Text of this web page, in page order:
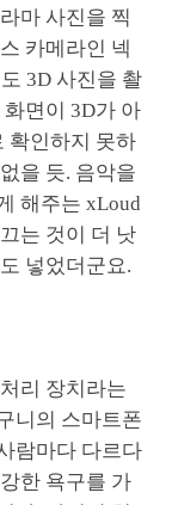
마 사진을 찍
카메라인 넥
3D 사진을 촬
면이 3D가 아
확인하지 못하
을 듯. 음악을
해주는 xLoud
는 것이 더 낫
넣었더군요.
리 장치라는
니의 스마트폰
람마다 다르다
한 욕구를 가